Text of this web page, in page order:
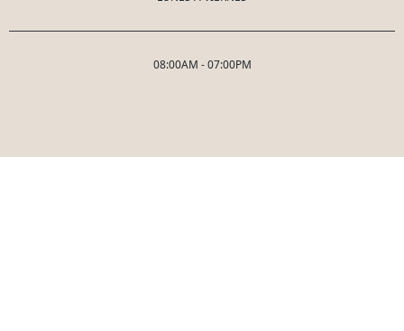
08:00AM - 07:00PM